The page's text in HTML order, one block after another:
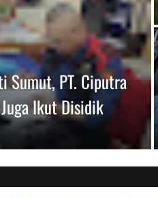
Sumut, PT. Ciputra
Ikut Disidik